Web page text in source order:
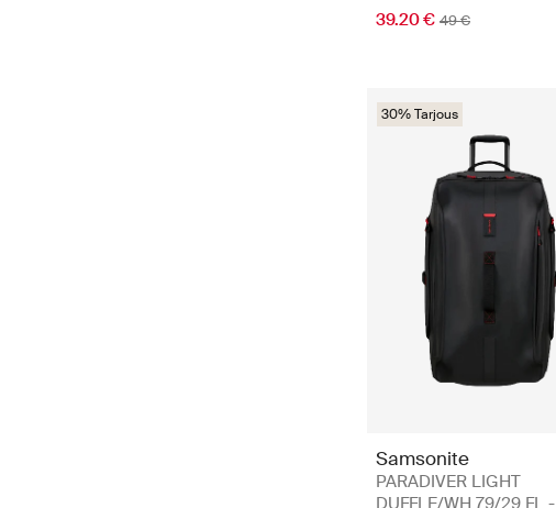
39.20 € 49 €
30% Tarjous
Samsonite
PARADIVER LIGHT